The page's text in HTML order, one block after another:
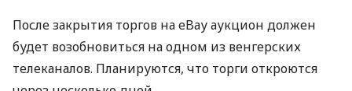
После закрытия торгов на eBау аукцион должен
будет возобновиться на одном из венгерских
телеканалов. Планируются, что торги откроются